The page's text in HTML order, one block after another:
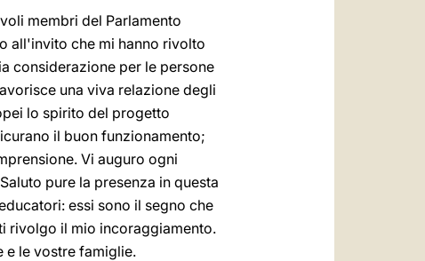
membri del Parlamento
all'invito che mi hanno rivolto
considerazione per le persone
una viva relazione degli
lo spirito del progetto
il buon funzionamento;
Vi auguro ogni
pure la presenza in questa
essi sono il segno che
rivolgo il mio incoraggiamento.
e le vostre famiglie.